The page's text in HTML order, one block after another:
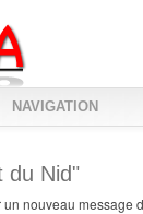
NAVIGATION
du Nid"
nouveau message